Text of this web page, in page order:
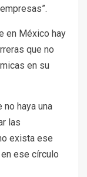
en México hay
que no
en su
no haya una
las
exista ese
ese círculo